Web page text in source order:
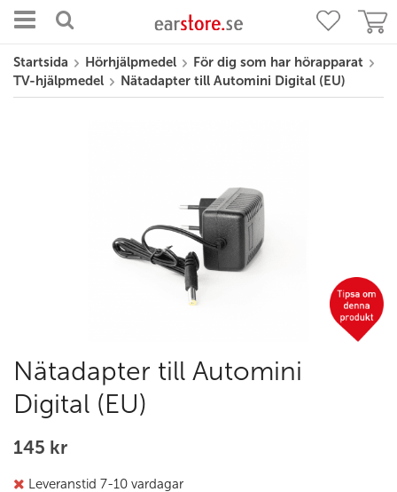
Startsida Hörhjälpmedel
För dig som har hörapparat
TV-hjälpmedel
Nätadapter till Automini Digital (EU)
Nätadapter till Automini
Digital (EU)
145 kr
Leveranstid 7-10 vardagar